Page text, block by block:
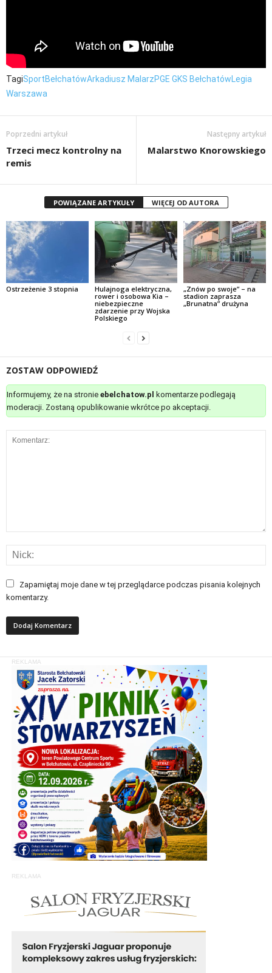
TagiSportBełchatówArkadiusz MalarzPGE GKS BełchatówLegia
Warszawa
Poprzedni artykuł
Trzeci mecz kontrolny na
remis
Następny artykuł
Malarstwo Knorowskiego
POWIĄZANE ARTYKUŁY WIĘCEJ OD AUTORA
Ostrzeżenie 3 stopnia
Hulajnoga elektryczna,
rower i osobowa Kia –
niebezpieczne
zdarzenie przy Wojska
Polskiego
„Znów po swoje” – na
stadion zaprasza
„Brunatna” drużyna
ZOSTAW ODPOWIEDŹ
Informujemy, że na stronie ebelchatow.pl
komentarze podlegają
moderacji. Zostaną opublikowanie wkrótce po akceptacji.
Zapamiętaj moje dane w tej przeglądarce podczas pisania kolejnych
komentarzy.
REKLAMA
REKLAMA